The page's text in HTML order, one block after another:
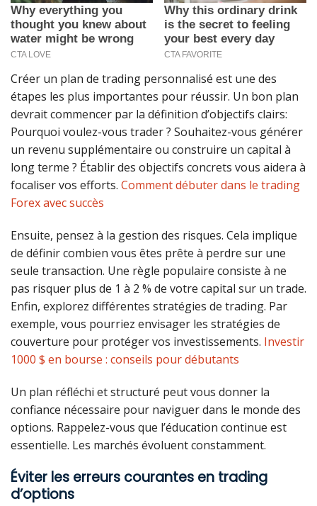
Créer un plan de trading personnalisé est une des
étapes les plus importantes pour réussir. Un bon plan
devrait commencer par la définition d’objectifs clairs:
Pourquoi voulez-vous trader ? Souhaitez-vous générer
un revenu supplémentaire ou construire un capital à
long terme ? Établir des objectifs concrets vous aidera à
focaliser vos efforts. Comment débuter dans le trading
Forex avec succès
Ensuite, pensez à la gestion des risques. Cela implique
de définir combien vous êtes prête à perdre sur une
seule transaction. Une règle populaire consiste à ne
pas risquer plus de 1 à 2 % de votre capital sur un trade.
Enfin, explorez différentes stratégies de trading. Par
exemple, vous pourriez envisager les stratégies de
couverture pour protéger vos investissements. Investir
1000 $ en bourse : conseils pour débutants
Un plan réfléchi et structuré peut vous donner la
confiance nécessaire pour naviguer dans le monde des
options. Rappelez-vous que l’éducation continue est
essentielle. Les marchés évoluent constamment.
Éviter les erreurs courantes en trading
d’options